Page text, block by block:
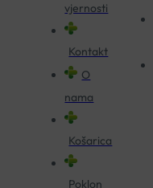
vjernosti
Kontakt
O
nama
Košarica
Poklon